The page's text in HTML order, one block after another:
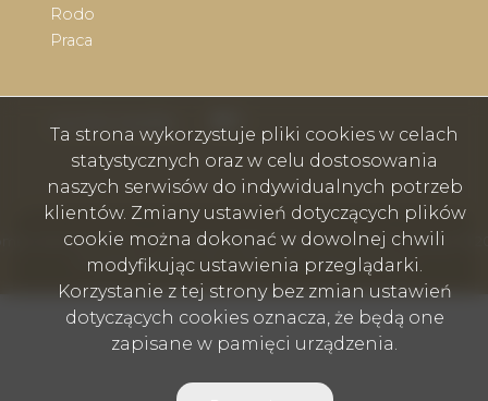
Rodo
Praca
social media
nieruchomości - Wodzisław Śląski, Rybnik, Skoczów, Cieszyn ©
Program dla biur nieruchomości Galactica Virgo
Ta strona wykorzystuje pliki cookies w celach
statystycznych oraz w celu dostosowania
naszych serwisów do indywidualnych potrzeb
klientów. Zmiany ustawień dotyczących plików
cookie można dokonać w dowolnej chwili
modyfikując ustawienia przeglądarki.
Korzystanie z tej strony bez zmian ustawień
dotyczących cookies oznacza, że będą one
zapisane w pamięci urządzenia.